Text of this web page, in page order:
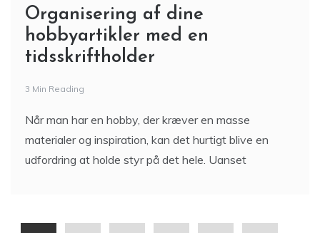
Organisering af dine
hobbyartikler med en
tidsskriftholder
3 Min Reading
Når man har en hobby, der kræver en masse
materialer og inspiration, kan det hurtigt blive en
udfordring at holde styr på det hele. Uanset